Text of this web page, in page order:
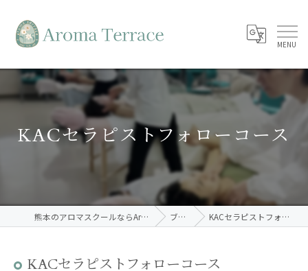
KACセラピストフォローコース
熊本のアロマスクールならAroma Terrace ブログ KACセラピストフォローコース
KACセラピストフォローコース